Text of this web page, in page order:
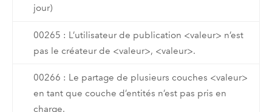
jour)
00265 : L’utilisateur de publication <valeur> n’est
pas le créateur de <valeur>, <valeur>.
00266 : Le partage de plusieurs couches <valeur>
en tant que couche d’entités n’est pas pris en
charge.